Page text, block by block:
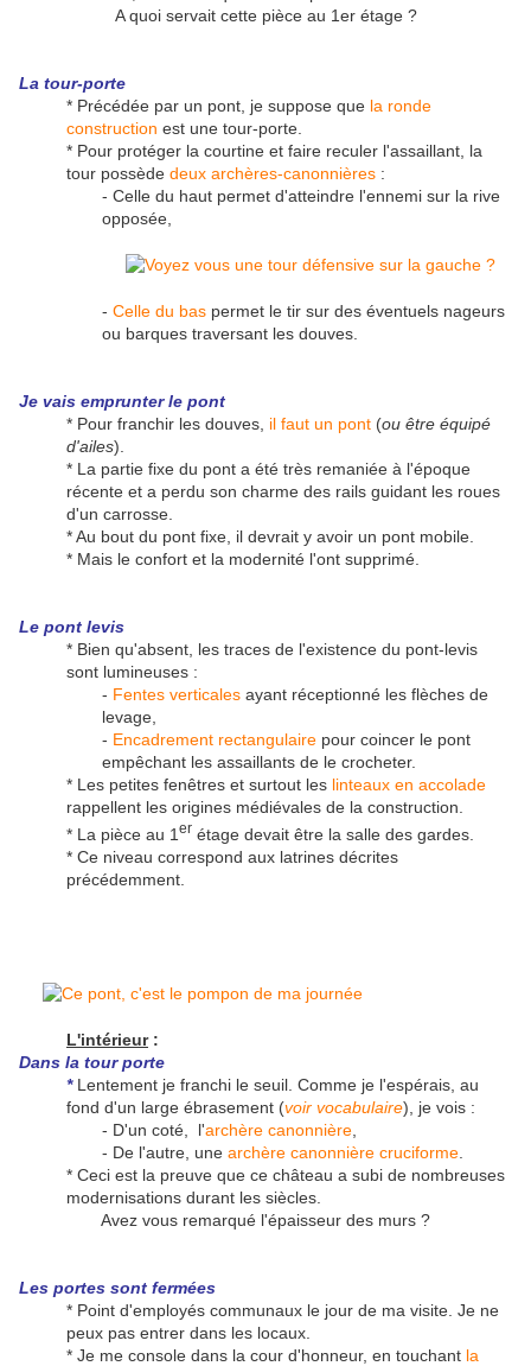
A quoi servait cette pièce au 1er étage ?
La tour-porte
* Précédée par un pont, je suppose que la ronde
construction est une tour-porte.
* Pour protéger la courtine et faire reculer l'assaillant, la
tour possède deux archères-canonnières :
- Celle du haut permet d'atteindre l'ennemi sur la rive
opposée,
- Celle du bas permet le tir sur des éventuels nageurs
ou barques traversant les douves.
Je vais emprunter le pont
* Pour franchir les douves, il faut un pont (ou être équipé
d'ailes).
* La partie fixe du pont a été très remaniée à l'époque
récente et a perdu son charme des rails guidant les roues
d'un carrosse.
* Au bout du pont fixe, il devrait y avoir un pont mobile.
* Mais le confort et la modernité l'ont supprimé.
Le pont levis
* Bien qu'absent, les traces de l'existence du pont-levis
sont lumineuses :
- Fentes verticales ayant réceptionné les flèches de
levage,
- Encadrement rectangulaire pour coincer le pont
empêchant les assaillants de le crocheter.
* Les petites fenêtres et surtout les linteaux en accolade
rappellent les origines médiévales de la construction.
* La pièce au 1 er étage devait être la salle des gardes.
* Ce niveau correspond aux latrines décrites
précédemment.
L'intérieur:
Dans la tour porte
*Lentement je franchi le seuil. Comme je l'espérais, au
fond d'un large ébrasement (voir vocabulaire), je vois :
- D'un coté, l'archère canonnière
- De l'autre, une archère canonnière cruciforme
* Ceci est la preuve que ce château a subi de nombreuses
modernisations durant les siècles.
Avez vous remarqué l'épaisseur des murs ?
Les portes sont fermées
* Point d'employés communaux le jour de ma visite. Je ne
peux pas entrer dans les locaux.
* Je me console dans la cour d'honneur, en touchant la